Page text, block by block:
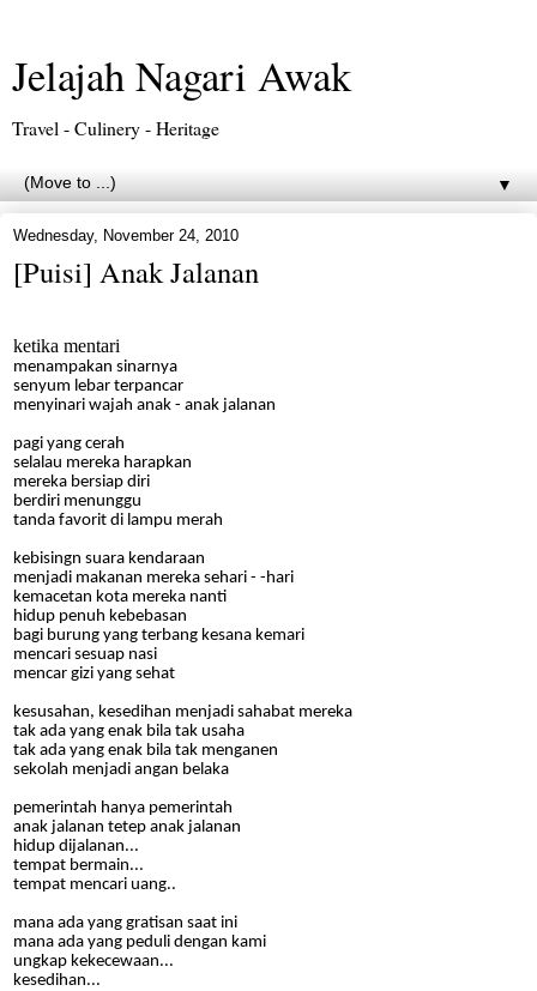
Jelajah Nagari Awak
Travel - Culinery - Heritage
▼
Wednesday, November 24, 2010
[Puisi] Anak Jalanan
ketika mentari
menampakan sinarnya
senyum lebar terpancar
menyinari wajah anak - anak jalanan
pagi yang cerah
selalau mereka harapkan
mereka bersiap diri
berdiri menunggu
tanda favorit di lampu merah
kebisingn suara kendaraan
menjadi makanan mereka sehari - -hari
kemacetan kota mereka nanti
hidup penuh kebebasan
bagi burung yang terbang kesana kemari
mencari sesuap nasi
mencar gizi yang sehat
kesusahan, kesedihan menjadi sahabat mereka
tak ada yang enak bila tak usaha
tak ada yang enak bila tak menganen
sekolah menjadi angan belaka
pemerintah hanya pemerintah
anak jalanan tetep anak jalanan
hidup dijalanan...
tempat bermain...
tempat mencari uang..
mana ada yang gratisan saat ini
mana ada yang peduli dengan kami
ungkap kekecewaan...
kesedihan...